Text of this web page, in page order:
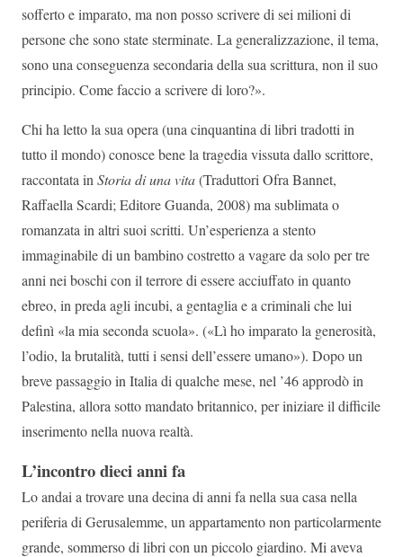
sofferto e imparato, ma non posso scrivere di sei milioni di
persone che sono state sterminate. La generalizzazione, il tema,
sono una conseguenza secondaria della sua scrittura, non il suo
principio. Come faccio a scrivere di loro?».
Chi ha letto la sua opera (una cinquantina di libri tradotti in
tutto il mondo) conosce bene la tragedia vissuta dallo scrittore,
raccontata inStoria di una vita(Traduttori Ofra Bannet,
Raffaella Scardi; Editore Guanda, 2008) ma sublimata o
romanzata in altri suoi scritti. Un’esperienza a stento
immaginabile di un bambino costretto a vagare da solo per tre
anni nei boschi con il terrore di essere acciuffato in quanto
ebreo, in preda agli incubi, a gentaglia e a criminali che lui
definì «la mia seconda scuola». («Lì ho imparato la generosità,
l’odio, la brutalità, tutti i sensi dell’essere umano»). Dopo un
breve passaggio in Italia di qualche mese, nel ’46 approdò in
Palestina, allora sotto mandato britannico, per iniziare il difficile
inserimento nella nuova realtà.
L’incontro dieci anni fa
Lo andai a trovare una decina di anni fa nella sua casa nella
periferia di Gerusalemme, un appartamento non particolarmente
grande, sommerso di libri con un piccolo giardino. Mi aveva